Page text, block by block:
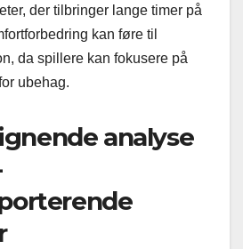
der tilbringer lange timer på
kan føre til
da spillere kan fokusere på
ubehag.
analyse